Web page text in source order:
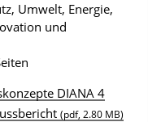
Umwelt, Energie,
und
DIANA 4
(pdf, 2.80 MB)